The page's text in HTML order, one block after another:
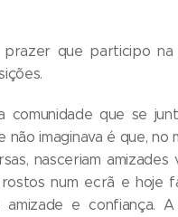
que participo na
comunidade que se
não imaginava é que, no
nasceriam amizades
num ecrã e hoje
e confiança. A